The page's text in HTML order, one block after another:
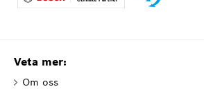
Veta mer:
Om oss